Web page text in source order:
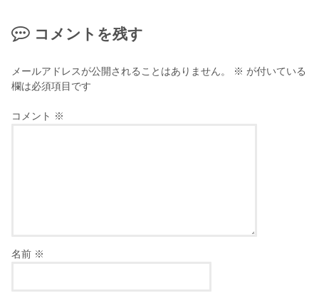
コメントを残す
メールアドレスが公開されることはありません。 ※ が付いている
欄は必須項目です
コメント ※
名前 ※